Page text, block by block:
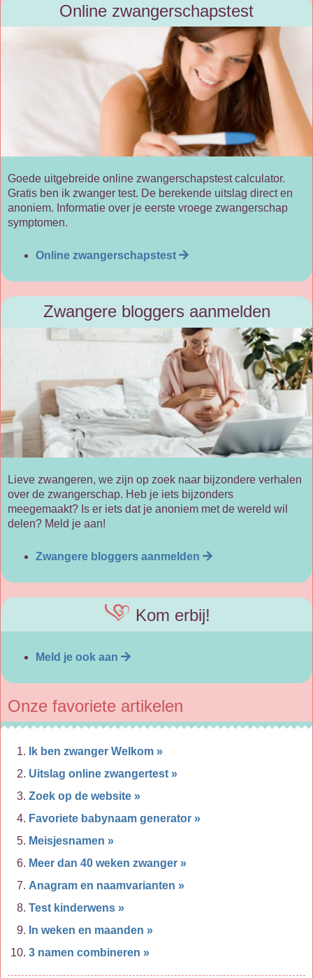
Online zwangerschapstest
Goede uitgebreide online zwangerschapstest calculator.
Gratis ben ik zwanger test. De berekende uitslag direct en
anoniem. Informatie over je eerste vroege zwangerschap
symptomen.
Online zwangerschapstest
Zwangere bloggers aanmelden
Lieve zwangeren, we zijn op zoek naar bijzondere verhalen
over de zwangerschap. Heb je iets bijzonders
meegemaakt? Is er iets dat je anoniem met de wereld wil
delen? Meld je aan!
Zwangere bloggers aanmelden
Kom erbij!
Meld je ook aan
Onze favoriete artikelen
Ik ben zwanger Welkom »
Uitslag online zwangertest »
Zoek op de website »
Favoriete babynaam generator »
Meisjesnamen »
Meer dan 40 weken zwanger »
Anagram en naamvarianten »
Test kinderwens »
In weken en maanden »
3 namen combineren »